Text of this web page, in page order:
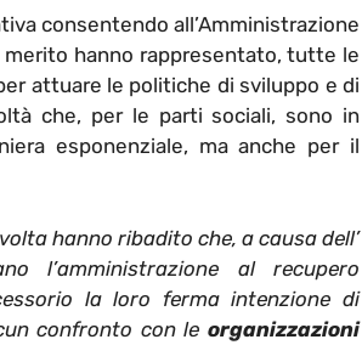
consentendo all’Amministrazione
merito hanno rappresentato, tutte le
attuare le politiche di sviluppo e di
che, per le parti sociali, sono in
esponenziale, ma anche per il
hanno ribadito che, a causa dell’
l’amministrazione al recupero
la loro ferma intenzione di
confronto con le organizzazioni